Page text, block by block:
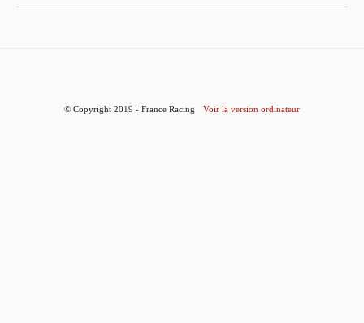
© Copyright 2019 - France Racing Voir la version ordinateur